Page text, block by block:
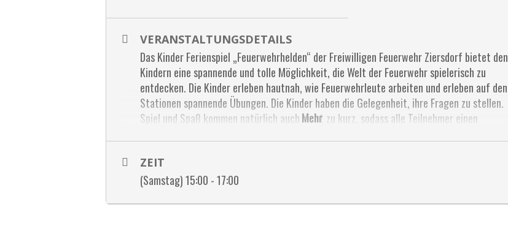
Mehr
VERANSTALTUNGSDETAILS
Das Kinder Ferienspiel „Feuerwehrhelden“ der Freiwilligen Feuerwehr Ziersdorf bietet den
Kindern eine spannende und tolle Möglichkeit, die Welt der Feuerwehr spielerisch zu
entdecken. Die Kinder erleben hautnah, wie Feuerwehrleute arbeiten und erleben auf den
Stationen spannende Übungen. Die Kinder haben die Gelegenheit, ihre Fragen zu stellen.
Spiel und Spaß kommen natürlich auch nicht zu kurz, sodass alle Teilnehmer einen
keine Kosten!
Organisator: Feuerwehr Ziersdorf
Rückfragen gerne unter johannes.unfried@feuerwehr.gv.at.
ZEIT
(Samstag) 15:00 - 17:00